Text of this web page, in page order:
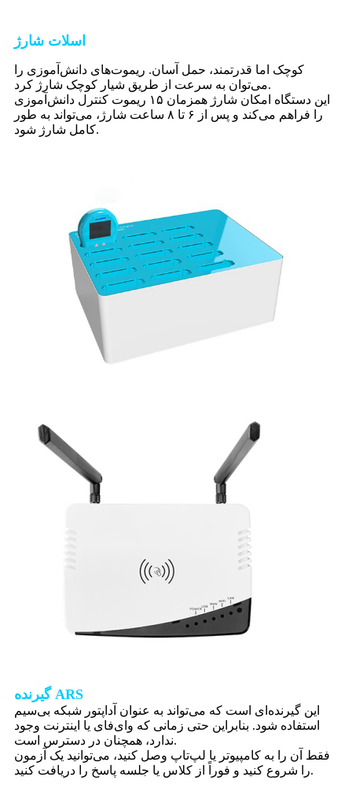
اسلات شارژ
کوچک اما قدرتمند، حمل آسان. ریموت‌های دانش‌آموزی را
می‌توان به سرعت از طریق شیار کوچک شارژ کرد.
این دستگاه امکان شارژ همزمان ۱۵ ریموت کنترل دانش‌آموزی
را فراهم می‌کند و پس از ۶ تا ۸ ساعت شارژ، می‌تواند به طور
کامل شارژ شود.
گیرنده ARS
این گیرنده‌ای است که می‌تواند به عنوان آداپتور شبکه بی‌سیم
استفاده شود. بنابراین حتی زمانی که وای‌فای یا اینترنت وجود
ندارد، همچنان در دسترس است.
فقط آن را به کامپیوتر یا لپ‌تاپ وصل کنید، می‌توانید یک آزمون
را شروع کنید و فوراً از کلاس یا جلسه پاسخ را دریافت کنید.